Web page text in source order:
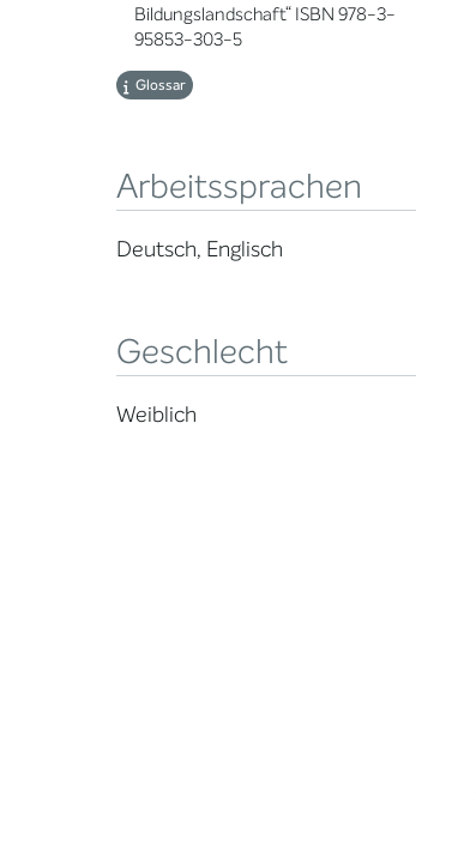
Bildungslandschaft“ ISBN 978-3-
95853-303-5
Glossar
Arbeitssprachen
Deutsch, Englisch
Geschlecht
Weiblich